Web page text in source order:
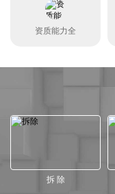
资质能力全
拆 除